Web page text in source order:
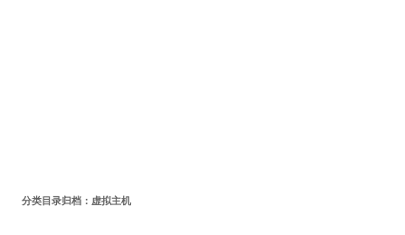
分类目录归档： 虚拟主机